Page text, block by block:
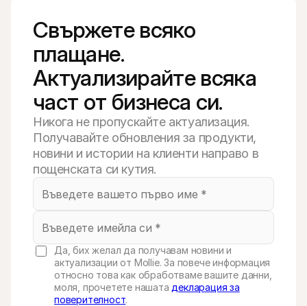
Свържете всяко
плащане.
Актуализирайте всяка
част от бизнеса си.
Никога не пропускайте актуализация.
Получавайте обновления за продукти,
новини и истории на клиенти направо в
пощенската си кутия.
Да, бих желал да получавам новини и
актуализации от Mollie. За повече информация
относно това как обработваме вашите данни,
моля, прочетете нашата декларация за
поверителност.